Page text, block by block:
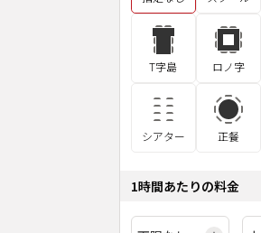
T字島 ロノ字
シアター 正餐
1時間あたりの料金